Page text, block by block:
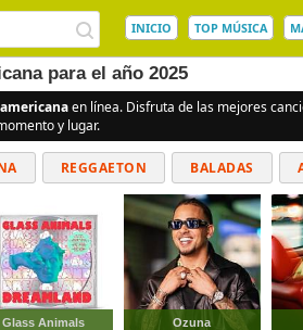
INICIO TOP MÚSICA
para el año 2025
en línea. Disfruta de las mejores
y lugar.
REGGAETON BALADAS
Glass Animals Ozuna